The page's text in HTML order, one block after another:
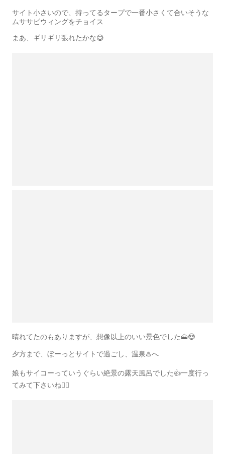
サイト小さいので、持ってるタープで一番小さくて合いそうな
ムササビウィングをチョイス
まあ、ギリギリ張れたかな😅
晴れてたのもありますが、想像以上のいい景色でした🗻😍
夕方まで、ぼーっとサイトで過ごし、温泉♨️へ
娘もサイコーっていうぐらい絶景の露天風呂でした👍一度行っ
てみて下さいね🙆‍♂️